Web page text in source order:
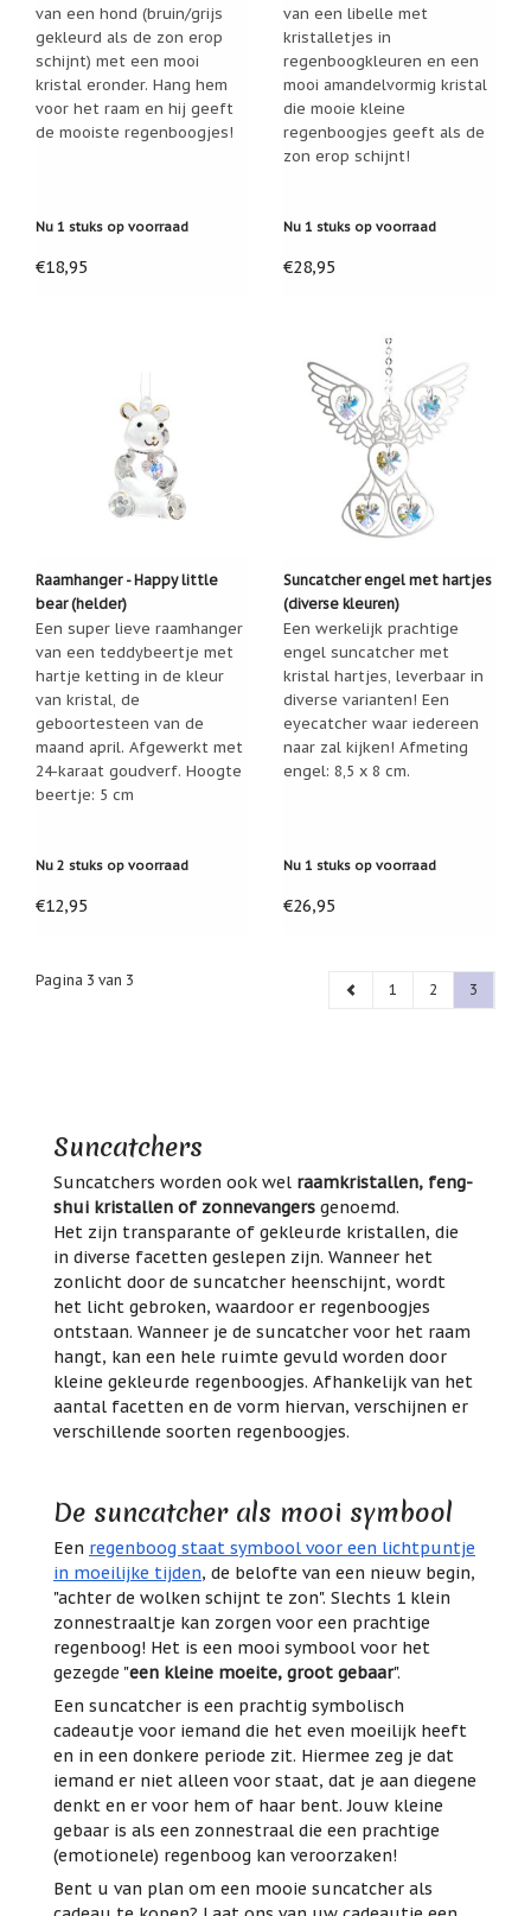
De
Lotus
De
regenboog
Nieuws
uw
Kralen
Verhuizingsuitverkoop
van
een
cadeautje?
Nieuwsbrieven
Nieuwsbrieven
van
De
Vrolijke
van een hond (bruin/grijs
gekleurd als de zon erop
schijnt) met een mooi
kristal eronder. Hang hem
voor het raam en hij geeft
de mooiste regenboogjes!
Nu 1 stuks op voorraad
€18,95
van een libelle met
kristalletjes in
regenboogkleuren en een
mooi amandelvormig kristal
die mooie kleine
regenboogjes geeft als de
zon erop schijnt!
Nu 1 stuks op voorraad
€28,95
Raamhanger - Happy little
bear (helder)
Een super lieve raamhanger
van een teddybeertje met
hartje ketting in de kleur
van kristal, de
geboortesteen van de
maand april. Afgewerkt met
24-karaat goudverf. Hoogte
beertje: 5 cm
Nu 2 stuks op voorraad
€12,95
Suncatcher engel met hartjes
(diverse kleuren)
Een werkelijk prachtige
engel suncatcher met
kristal hartjes, leverbaar in
diverse varianten! Een
eyecatcher waar iedereen
naar zal kijken! Afmeting
engel: 8,5 x 8 cm.
Nu 1 stuks op voorraad
€26,95
Pagina 3 van 3
1 2 3
Suncatchers
Suncatchers worden ook wel raamkristallen, feng-
shui kristallen of zonnevangers genoemd.
Het zijn transparante of gekleurde kristallen, die
in diverse facetten geslepen zijn. Wanneer het
zonlicht door de suncatcher heenschijnt, wordt
het licht gebroken, waardoor er regenboogjes
ontstaan. Wanneer je de suncatcher voor het raam
hangt, kan een hele ruimte gevuld worden door
kleine gekleurde regenboogjes. Afhankelijk van het
aantal facetten en de vorm hiervan, verschijnen er
verschillende soorten regenboogjes.
De suncatcher als mooi symbool
Een regenboog staat symbool voor een lichtpuntje
in moeilijke tijden, de belofte van een nieuw begin,
"achter de wolken schijnt te zon". Slechts 1 klein
zonnestraaltje kan zorgen voor een prachtige
regenboog! Het is een mooi symbool voor het
gezegde "een kleine moeite, groot gebaar".
Een suncatcher is een prachtig symbolisch
cadeautje voor iemand die het even moeilijk heeft
en in een donkere periode zit. Hiermee zeg je dat
iemand er niet alleen voor staat, dat je aan diegene
denkt en er voor hem of haar bent. Jouw kleine
gebaar is als een zonnestraal die een prachtige
(emotionele) regenboog kan veroorzaken!
Bent u van plan om een mooie suncatcher als